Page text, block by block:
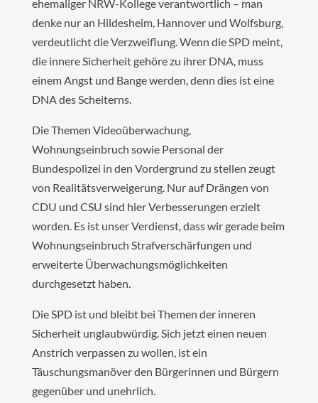
ehemaliger NRW-Kollege verantwortlich – man
denke nur an Hildesheim, Hannover und Wolfsburg,
verdeutlicht die Verzweiflung. Wenn die SPD meint,
die innere Sicherheit gehöre zu ihrer DNA, muss
einem Angst und Bange werden, denn dies ist eine
DNA des Scheiterns.
Die Themen Videoüberwachung,
Wohnungseinbruch sowie Personal der
Bundespolizei in den Vordergrund zu stellen zeugt
von Realitätsverweigerung. Nur auf Drängen von
CDU und CSU sind hier Verbesserungen erzielt
worden. Es ist unser Verdienst, dass wir gerade beim
Wohnungseinbruch Strafverschärfungen und
erweiterte Überwachungsmöglichkeiten
durchgesetzt haben.
Die SPD ist und bleibt bei Themen der inneren
Sicherheit unglaubwürdig. Sich jetzt einen neuen
Anstrich verpassen zu wollen, ist ein
Täuschungsmanöver den Bürgerinnen und Bürgern
gegenüber und unehrlich.